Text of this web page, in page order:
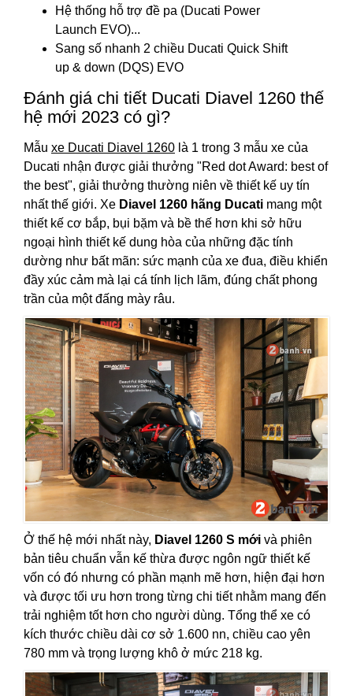
Hệ thống hỗ trợ đề pa (Ducati Power
Launch EVO)...
Sang số nhanh 2 chiều Ducati Quick Shift
up & down (DQS) EVO
Đánh giá chi tiết Ducati Diavel 1260 thế
hệ mới 2023 có gì?
Mẫu xe Ducati Diavel 1260 là 1 trong 3 mẫu xe của
Ducati nhận được giải thưởng "Red dot Award: best of
the best", giải thưởng thường niên về thiết kế uy tín
nhất thế giới. Xe Diavel 1260 hãng Ducati mang một
thiết kế cơ bắp, bụi bặm và bề thế hơn khi sở hữu
ngoại hình thiết kế dung hòa của những đặc tính
dường như bất mãn: sức mạnh của xe đua, điều khiển
đầy xúc cảm mà lại cá tính lịch lãm, đúng chất phong
trần của một đấng mày râu.
Ở thế hệ mới nhất này, Diavel 1260 S mới và phiên
bản tiêu chuẩn vẫn kế thừa được ngôn ngữ thiết kế
vốn có đó nhưng có phần mạnh mẽ hơn, hiện đại hơn
và được tối ưu hơn trong từng chi tiết nhằm mang đến
trải nghiệm tốt hơn cho người dùng. Tổng thể xe có
kích thước chiều dài cơ sở 1.600 nn, chiều cao yên
780 mm và trọng lượng khô ở mức 218 kg.